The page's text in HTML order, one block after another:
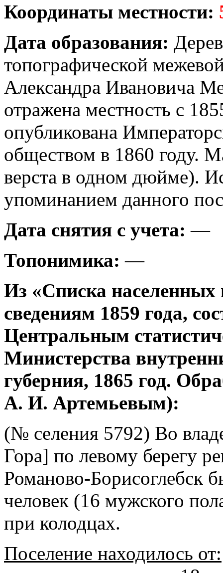
Координаты местности:
Дата образования:
топографической
Александра Ивановича
отражена местность с
опубликована
обществом в 1860 году.
верста в одном дюйме).
упоминанием данного
Дата снятия с учета: —
Топонимика: —
Из «Списка населенных
сведениям 1859 года,
Центральным
Министерства
губерния, 1865 год.
А. И. Артемьевым):
(№ селения 5792) Во
Гора] по левому берегу
Романово-Борисоглебск
человек (16 мужского
при колодцах.
Поселение находилось от: